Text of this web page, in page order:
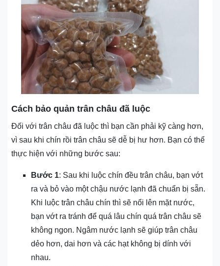
Cách bảo quản trân châu đã luộc
Đối với trân châu đã luộc thì bạn cần phải kỹ càng hơn,
vì sau khi chín rồi trân châu sẽ dễ bị hư hơn. Bạn có thể
thực hiện với những bước sau:
Bước 1: Sau khi luộc chín đều trân châu, bạn vớt
ra và bỏ vào một chậu nước lạnh đã chuẩn bị sẵn.
Khi luộc trân châu chín thì sẽ nổi lên mặt nước,
bạn vớt ra tránh để quá lâu chín quá trân châu sẽ
không ngon. Ngâm nước lạnh sẽ giúp trân châu
dẻo hơn, dai hơn và các hạt không bị dính với
nhau.